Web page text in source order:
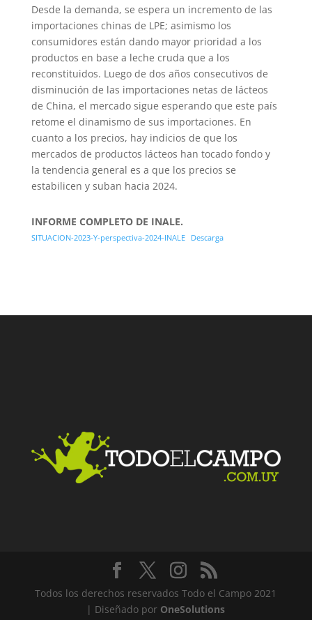
Desde la demanda, se espera un incremento de las
importaciones chinas de LPE; asimismo los
consumidores están dando mayor prioridad a los
productos en base a leche cruda que a los
reconstituidos. Luego de dos años consecutivos de
disminución de las importaciones netas de lácteos
de China, el mercado sigue esperando que este país
retome el dinamismo de sus importaciones. En
cuanto a los precios, hay indicios de que los
mercados de productos lácteos han tocado fondo y
la tendencia general es a que los precios se
estabilicen y suban hacia 2024.
INFORME COMPLETO DE INALE.
SITUACION-2023-Y-perspectiva-2024-INALE Descarga
Todos los derechos reservados Todo el Campo 2021
| Diseñado por OneSolutions